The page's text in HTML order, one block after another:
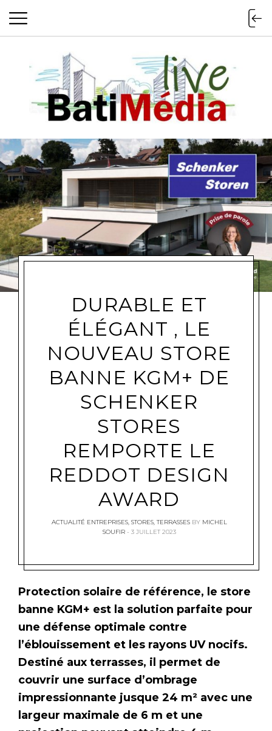
Batimedialive
DURABLE ET
ÉLÉGANT , LE
NOUVEAU STORE
BANNE KGM+ DE
SCHENKER
STORES
REMPORTE LE
REDDOT DESIGN
AWARD
ACTUALITÉ ENTREPRISES, STORES,TERRASSES BY MICHEL
SOUFIR
3 JUILLET 2023
Protection solaire de référence, le store
banne KGM+ est la solution parfaite pour
une défense optimale contre
l’éblouissement et les rayons UV nocifs.
Destiné aux terrasses, il permet de
couvrir une surface d’ombrage
impressionnante jusque 24 m² avec une
largeur maximale de 6 m et une